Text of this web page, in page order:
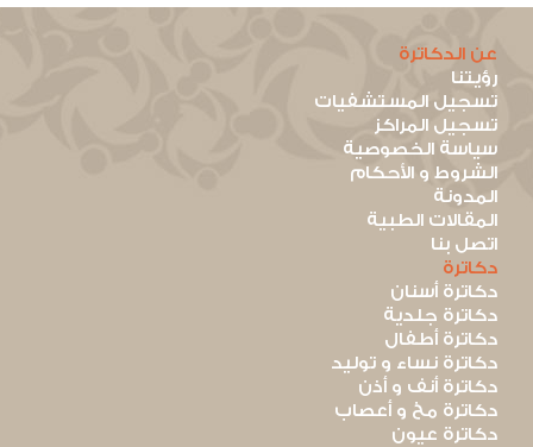
عن الدكاترة
رؤيتنا
تسجيل المستشفيات
تسجيل المراكز
سياسة الخصوصية
الشروط و الأحكام
المدونة
المقالات الطبية
اتصل بنا
دكاترة
دكاترة أسنان
دكاترة جلدية
دكاترة أطفال
دكاترة نساء و توليد
دكاترة أنف و أذن
دكاترة مخ و أعصاب
دكاترة عيون